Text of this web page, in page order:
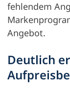
fehlendem
Angebot.
Deutlich